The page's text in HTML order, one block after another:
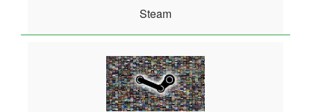
Steam